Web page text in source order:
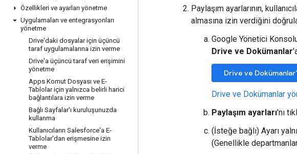
Özellikleri ve ayarları yönetme
Uygulamaları ve entegrasyonları
yönetme
Drive'daki dosyalar için üçüncü
taraf uygulamalarına izin verme
Drive'a üçüncü taraf veri erişimini
yönetme
Apps Komut Dosyası ve E-
Tablolar için yalnızca belirli harici
bağlantılara izin verme
Bağlı Sayfalar'ı kuruluşunuzda
kullanma
Kullanıcıların Salesforce'a E-
Tablolar'dan erişmesine izin
verme
Paylaşım ayarlarının,
almasına izin verdiğini
Google Yönetici
Drive ve Dokümanlar
Drive ve
Drive ve Dokümanlar
Paylaşım ayarları'nı
(İsteğe bağlı) Ayarı
(Genellikle departmanlar